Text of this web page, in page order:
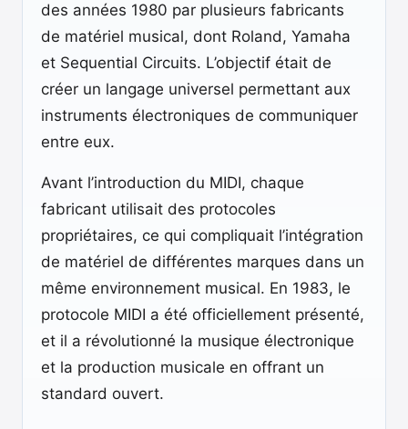
des années 1980 par plusieurs fabricants
de matériel musical, dont Roland, Yamaha
et Sequential Circuits. L’objectif était de
créer un langage universel permettant aux
instruments électroniques de communiquer
entre eux.
Avant l’introduction du MIDI, chaque
fabricant utilisait des protocoles
propriétaires, ce qui compliquait l’intégration
de matériel de différentes marques dans un
même environnement musical. En 1983, le
protocole MIDI a été officiellement présenté,
et il a révolutionné la musique électronique
et la production musicale en offrant un
standard ouvert.